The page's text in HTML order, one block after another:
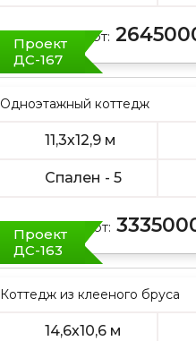
Цена от:
Проект
ДС-167
Одноэтажный коттедж
11,3х12,9 м
Спален - 5
Цена от:
Проект
ДС-163
Коттедж из клееного бруса
14,6х10,6 м